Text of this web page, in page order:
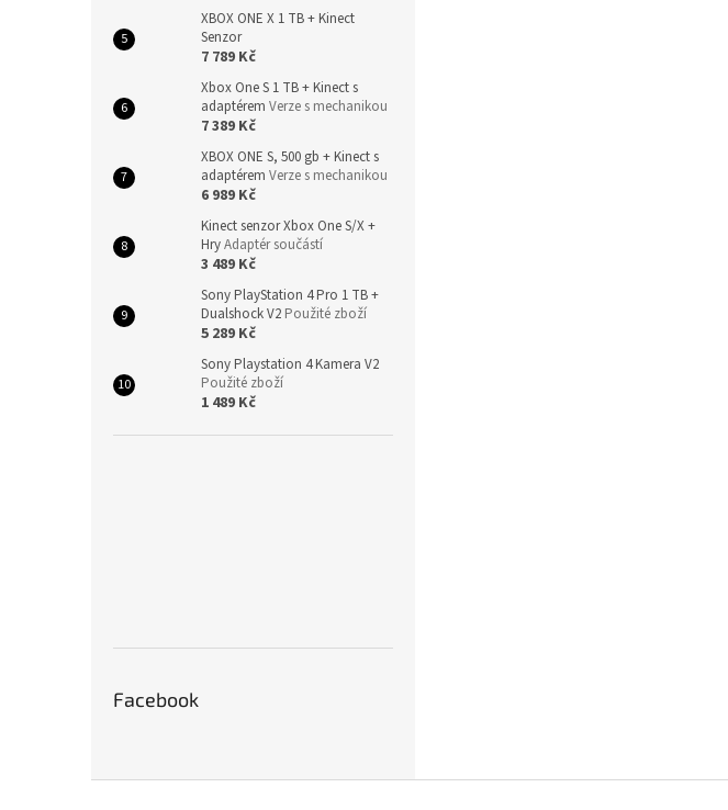
XBOX ONE X 1 TB + Kinect
Senzor
7 789 Kč
Xbox One S 1 TB + Kinect s
adaptérem Verze s mechanikou
7 389 Kč
XBOX ONE S, 500 gb + Kinect s
adaptérem Verze s mechanikou
6 989 Kč
Kinect senzor Xbox One S/X +
HryAdaptér součástí
3 489 Kč
Sony PlayStation 4 Pro 1 TB +
Dualshock V2 Použité zboží
5 289 Kč
Sony Playstation 4 Kamera V2
Použité zboží
1 489 Kč
Facebook